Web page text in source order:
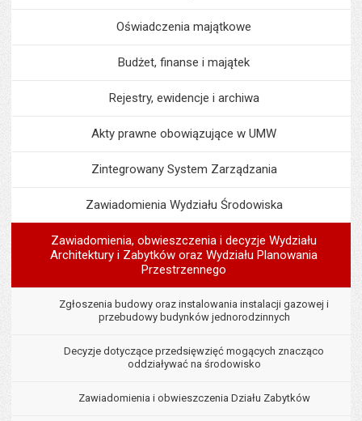
Oświadczenia majątkowe
Budżet, finanse i majątek
Rejestry, ewidencje i archiwa
Akty prawne obowiązujące w UMW
Zintegrowany System Zarządzania
Zawiadomienia Wydziału Środowiska
Zawiadomienia, obwieszczenia i decyzje Wydziału
Architektury i Zabytków oraz Wydziału Planowania
Przestrzennego
Zgłoszenia budowy oraz instalowania instalacji gazowej i
przebudowy budynków jednorodzinnych
Decyzje dotyczące przedsięwzięć mogących znacząco
oddziaływać na środowisko
Zawiadomienia i obwieszczenia Działu Zabytków